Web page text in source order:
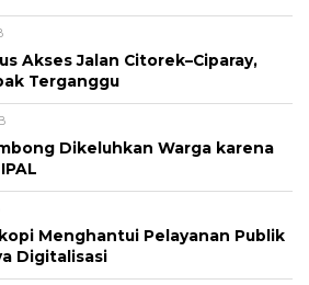
Akses Jalan Citorek–Ciparay,
Terganggu
Dikeluhkan Warga karena
Menghantui Pelayanan Publik
Digitalisasi